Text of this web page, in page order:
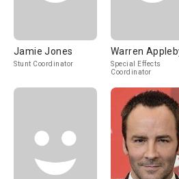
Jamie Jones
Stunt Coordinator
Warren
Special Effects
Coordinator